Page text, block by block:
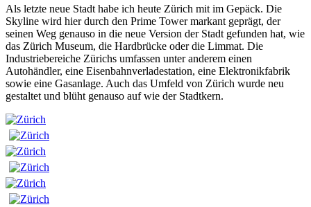
Als letzte neue Stadt habe ich heute Zürich mit im Gepäck. Die
Skyline wird hier durch den Prime Tower markant geprägt, der
seinen Weg genauso in die neue Version der Stadt gefunden hat, wie
das Zürich Museum, die Hardbrücke oder die Limmat. Die
Industriebereiche Zürichs umfassen unter anderem einen
Autohändler, eine Eisenbahnverladestation, eine Elektronikfabrik
sowie eine Gasanlage. Auch das Umfeld von Zürich wurde neu
gestaltet und blüht genauso auf wie der Stadtkern.